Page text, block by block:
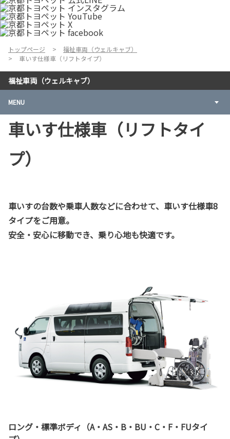
トップページ
福祉車両（ウェルキャブ）
車いす仕様車（リフトタイプ）
福祉車両（ウェルキャブ）
MENU
車いす仕様車（リフトタイ
プ）
車いすの台数や乗車人数などに合わせて、車いす仕様車8
タイプをご用意。
安全・安心に移動でき、乗り心地も快適です。
ロング・標準ボディ（A・AS・B・BU・C・F・FUタイ